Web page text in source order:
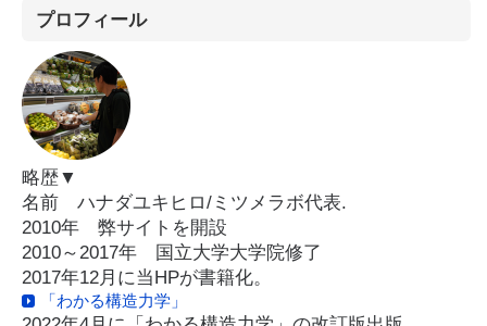
プロフィール
略歴▼
名前 ハナダユキヒロ/ミツメラボ代表.
2010年 弊サイトを開設
2010～2017年 国立大学大学院修了
2017年12月に当HPが書籍化。
「わかる構造力学」